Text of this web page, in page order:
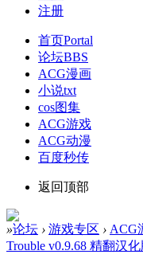
注册
首页Portal
论坛BBS
ACG漫画
小说txt
cos图集
ACG游戏
ACG动漫
百度秒传
返回顶部
»论坛 › 游戏专区 › ACG
Trouble v0.9.68 精翻汉化